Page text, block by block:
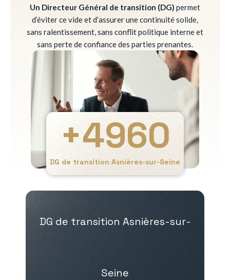
Un Directeur Général de transition (DG) permet
d’éviter ce vide et d’assurer une continuité solide,
sans ralentissement, sans conflit politique interne et
sans perte de confiance des parties prenantes.
DG de transition Asnières-sur-Seine
+4960
DG de transition Asnières-sur-
Seine